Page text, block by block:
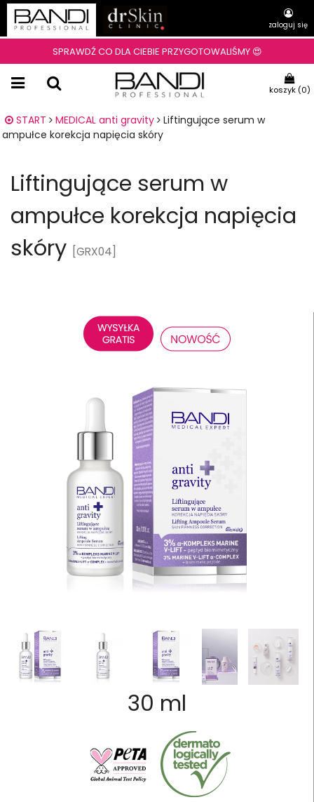
zaloguj się
SPRAWDŹ CO DLA CIEBIE PRZYGOTOWALIŚMY 😍
koszyk (0)
START MEDICAL anti gravity
Liftingujące serum w
ampułce korekcja napięcia skóry
Liftingujące serum w
ampułce korekcja napięcia
skóry [GRX04]
30 ml